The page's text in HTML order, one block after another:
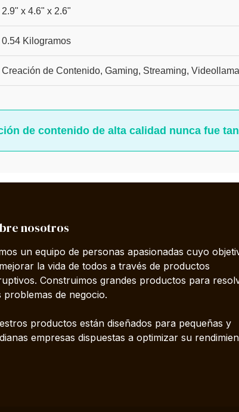
2.9" x 4.6" x 2.6"
0.54 Kilogramos
Creación de Contenido, Gaming, Streaming,
de contenido de alta calidad nunca fue
nosotros
un equipo de personas apasionadas cuyo
la vida de todos a través de productos
Construimos grandes productos para
problemas de negocio.
productos están diseñados para pequeñas y
empresas dispuestas a optimizar su